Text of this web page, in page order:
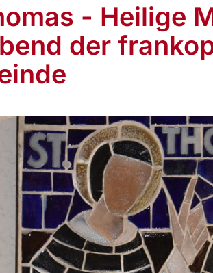
- Heilige
der